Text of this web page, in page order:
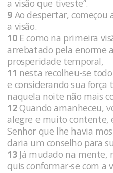
a visão que tiveste”.
9 Ao despertar, começou
a visão.
10E como na primeira
arrebatado pela enorme
prosperidade temporal,
11 nesta recolheu-se
e considerando sua
naquela noite não mais
12Quando amanheceu,
alegre e muito contente,
Senhor que lhe havia
daria um conselho para
13Já mudado na mente,
quis conformar-se com a